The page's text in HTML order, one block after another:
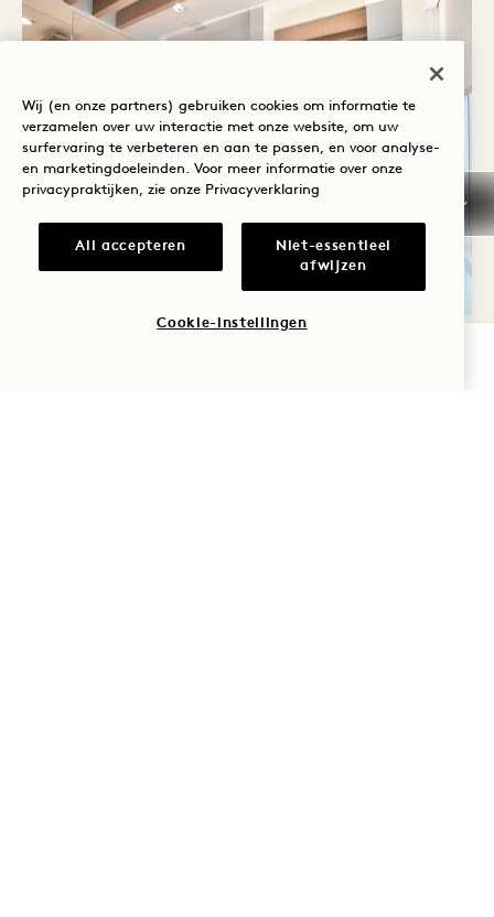
Wij (en onze partners) gebruiken cookies om informatie te
verzamelen over uw interactie met onze website, om uw
surfervaring te verbeteren en aan te passen, en voor analyse-
en marketingdoeleinden. Voor meer informatie over onze
privacypraktijken, zie onze Privacyverklaring
All accepteren
Niet-essentieel
afwijzen
Cookie-instellingen